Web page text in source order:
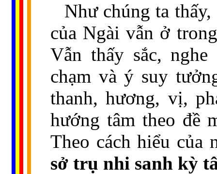
Như chúng ta
của Ngài vẫn ở
Vẫn thấy sắc,
chạm và ý suy
thanh, hương, vị,
hướng tâm theo đề
Theo cách hiểu của
sở trụ nhi sanh kỳ